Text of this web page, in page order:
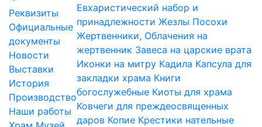
Реквизиты
Официальные
документы
Новости
Выставки
История
Производство
Наши работы
Евхаристический набор и
принадлежности Жезлы Посохи
Жертвенники, Облачения на
жертвенник Завеса на царские врата
Иконки на митру Кадила Капсула для
закладки храма Книги
богослужебные Киоты для храма
Ковчеги для преждеосвященных
даров Копие Крестики нательные